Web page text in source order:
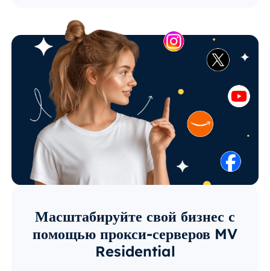
Масштабируйте свой бизнес с
помощью прокси-серверов MV
Residential